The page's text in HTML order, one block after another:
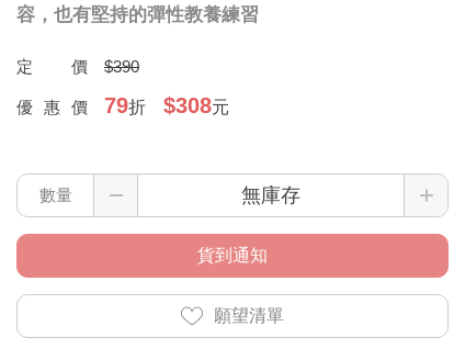
容，也有堅持的彈性教養練習
定價 $390
優惠價 79折 $308元
數量
貨到通知
願望清單